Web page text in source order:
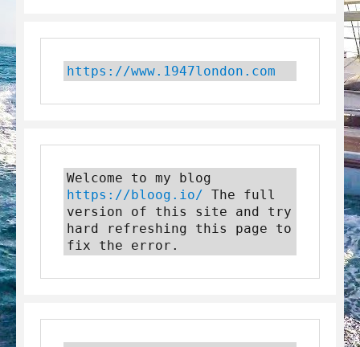
https://www.1947london.com
https://bloog.io/ The full
version of this site and try
hard refreshing this page to
fix the error.